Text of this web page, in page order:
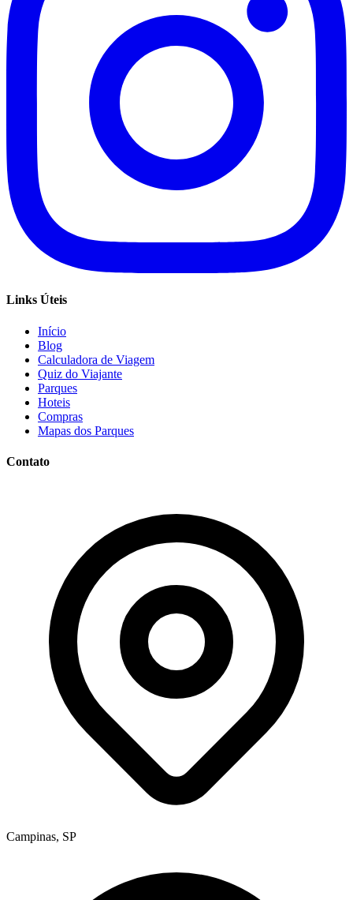
Links Úteis
Início
Blog
Calculadora de Viagem
Quiz do Viajante
Parques
Hoteis
Compras
Mapas dos Parques
Contato
Campinas, SP